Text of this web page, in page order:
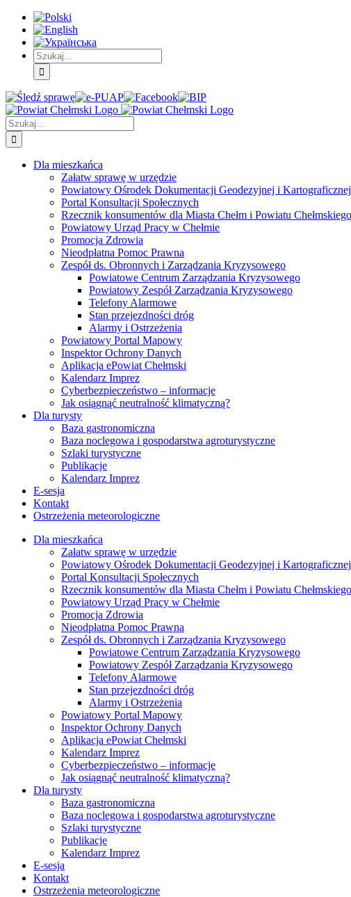
Skip
Treść
główna
Skip
Menu
główne
Skip
Menu
dodatkowe
Szukaj
Śledź
sprawę
E-
PUAP
Facebook BIP Instagram
Szukaj
Dla mieszkańca
Załatw sprawę w urzędzie
Powiatowy Ośrodek Dokumentacji Geodezyjnej i
Portal Konsultacji Społecznych
Rzecznik konsumentów dla Miasta Chełm i Powiatu Chełmskiego
Powiatowy Urząd Pracy w Chełmie
Promocja Zdrowia
Nieodpłatna Pomoc Prawna
Zespół ds. Obronnych i Zarządzania Kryzysowego
Powiatowe Centrum Zarządzania Kryzysowego
Powiatowy Zespół Zarządzania Kryzysowego
Telefony Alarmowe
Stan przejezdności dróg
Alarmy i Ostrzeżenia
Powiatowy Portal Mapowy
Inspektor Ochrony Danych
Aplikacja ePowiat Chełmski
Kalendarz Imprez
Cyberbezpieczeństwo – informacje
Jak osiągnąć neutralność klimatyczną?
Dla turysty
Baza gastronomiczna
Baza noclegowa i gospodarstwa agroturystyczne
Szlaki turystyczne
Publikacje
Kalendarz Imprez
E-sesja
Kontakt
Ostrzeżenia meteorologiczne
Dla mieszkańca
Załatw sprawę w urzędzie
Powiatowy Ośrodek Dokumentacji Geodezyjnej i
Portal Konsultacji Społecznych
Rzecznik konsumentów dla Miasta Chełm i Powiatu Chełmskiego
Powiatowy Urząd Pracy w Chełmie
Promocja Zdrowia
Nieodpłatna Pomoc Prawna
Zespół ds. Obronnych i Zarządzania Kryzysowego
Powiatowe Centrum Zarządzania Kryzysowego
Powiatowy Zespół Zarządzania Kryzysowego
Telefony Alarmowe
Stan przejezdności dróg
Alarmy i Ostrzeżenia
Powiatowy Portal Mapowy
Inspektor Ochrony Danych
Aplikacja ePowiat Chełmski
Kalendarz Imprez
Cyberbezpieczeństwo – informacje
Jak osiągnąć neutralność klimatyczną?
Dla turysty
Baza gastronomiczna
Baza noclegowa i gospodarstwa agroturystyczne
Szlaki turystyczne
Publikacje
Kalendarz Imprez
E-sesja
Kontakt
Ostrzeżenia meteorologiczne